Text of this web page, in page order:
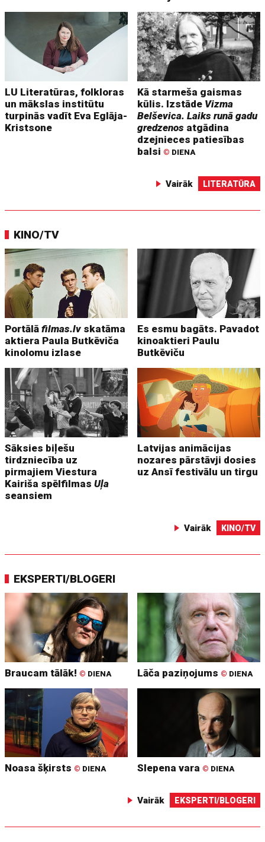
LU Literatūras, folkloras
un mākslas institūtu
turpinās vadīt Eva Eglāja-
Kristsone
Kā starmeša gaismas
kūlis. Izstāde Vizma
Belševica. Laiks runā gadu
gredzenos atgādina
dzejnieces patiesības
balsi © DIENA
Vairāk LITERATŪRA
KINO/TV
Portālāfilmas.lv skatāma
aktiera Paula Butkēviča
kinolomu izlase
Es esmu bagāts. Pavadot
kinoaktieri Paulu
Butkēviču
Sāksies biļešu
tirdzniecība uz
pirmajiem Viestura
Kairiša spēlfilmasUļa
seansiem
Latvijas animācijas
nozares pārstāvji dosies
uz Ansī festivālu un tirgu
Vairāk KINO/TV
EKSPERTI/BLOGERI
Braucam tālāk! © DIENA Lāča paziņojums © DIENA
Noasa šķirsts © DIENA Slepena vara © DIENA
Vairāk EKSPERTI/BLOGERI